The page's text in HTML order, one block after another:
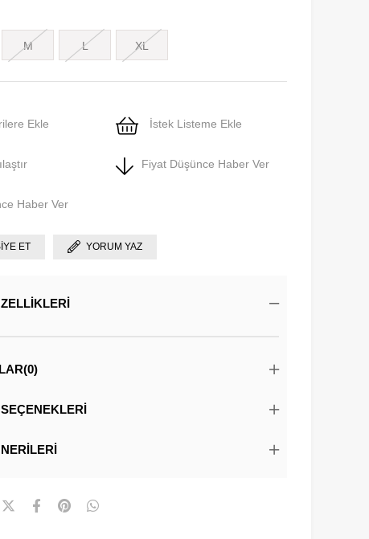
M L XL
Ekle İstek Listeme Ekle
Fiyat Düşünce Haber Ver
Haber Ver
ET YORUM YAZ
(0)